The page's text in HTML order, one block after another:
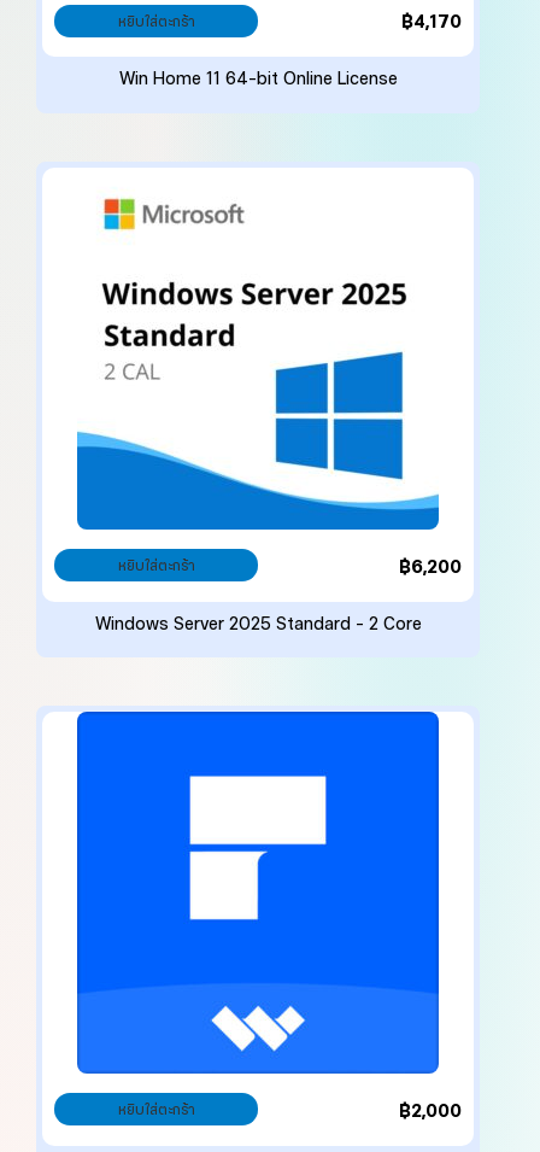
Win Home 11 64-bit Online License
฿4,170
หยิบใส่ตะกร้า
Windows Server 2025 Standard – 2 Core
฿6,200
หยิบใส่ตะกร้า
฿2,000
หยิบใส่ตะกร้า